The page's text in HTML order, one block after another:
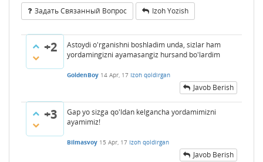
Задать Связанный Вопрос Izoh Yozish
+2
Astoydi o'rganishni boshladim unda, sizlar ham
yordamingizni ayamasangiz hursand bo'lardim
GoldenBoy 14 Apr, 17 Izoh qoldirgan
Javob Berish
+3
Gap yo sizga qo'ldan kelgancha yordamimizni
ayamimiz!
Bilmasvoy 15 Apr, 17 Izoh qoldirgan
Javob Berish